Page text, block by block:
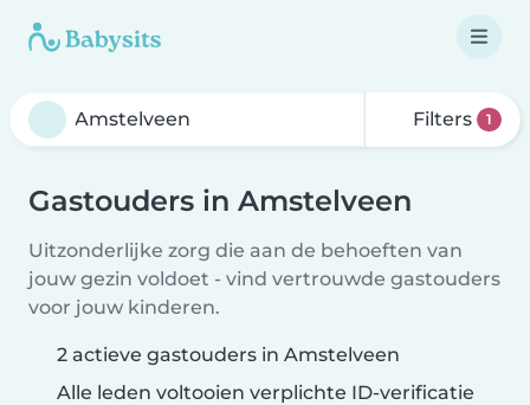
Filters 1
Gastouders in Amstelveen
Uitzonderlijke zorg die aan de behoeften van
jouw gezin voldoet - vind vertrouwde gastouders
voor jouw kinderen.
2 actieve gastouders in Amstelveen
Alle leden voltooien verplichte ID-verificatie